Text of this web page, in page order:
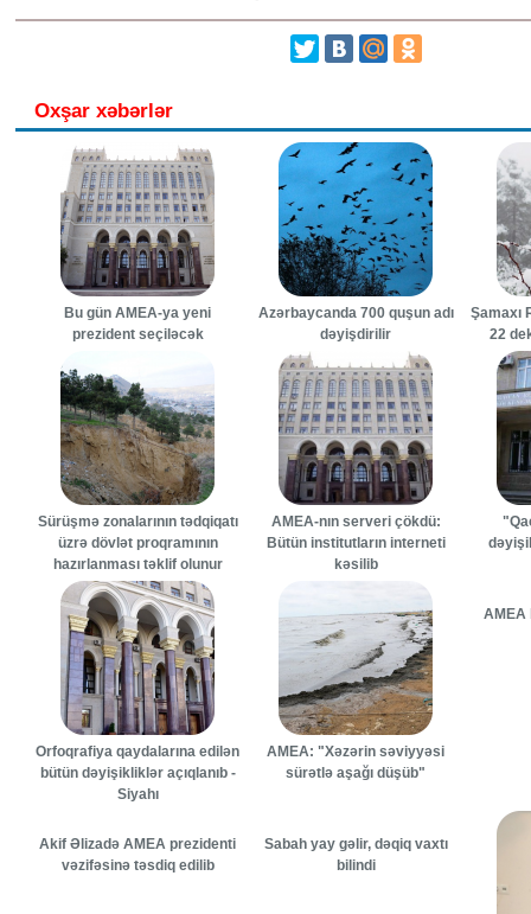
Oxşar xəbərlər
Bu gün AMEA-ya yeni
prezident seçiləcək
Azərbaycanda 700 quşun adı
dəyişdirilir
Şamaxı
22
Sürüşmə zonalarının tədqiqatı
üzrə dövlət proqramının
hazırlanması təklif olunur
AMEA-nın serveri çökdü:
Bütün institutların interneti
kəsilib
Orfoqrafiya qaydalarına edilən
bütün dəyişikliklər açıqlanıb -
Siyahı
AMEA: "Xəzərin səviyyəsi
sürətlə aşağı düşüb"
AMEA
Akif Əlizadə AMEA prezidenti
vəzifəsinə təsdiq edilib
Sabah yay gəlir, dəqiq vaxtı
bilindi